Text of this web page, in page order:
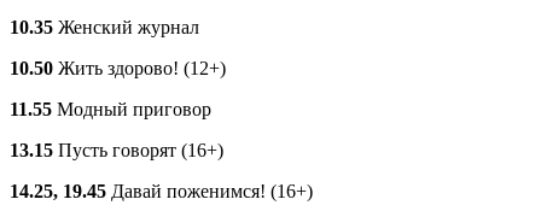
10.35 Женский журнал
10.50 Жить здорово! (12+)
11.55 Модный приговор
13.15 Пусть говорят (16+)
14.25, 19.45 Давай поженимся! (16+)